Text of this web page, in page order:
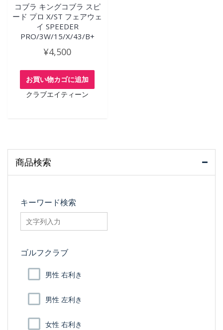
コブラ キングコブラ スピ
ード プロ X/ST フェアウェ
イ SPEEDER
PRO/3W/15/X/43/B+
¥4,500
お買い物カゴに追加
クラブエイティーン
商品検索
キーワード検索
searchfilter_pro
ゴルフクラブ
男性 右利き
男性 左利き
女性 右利き